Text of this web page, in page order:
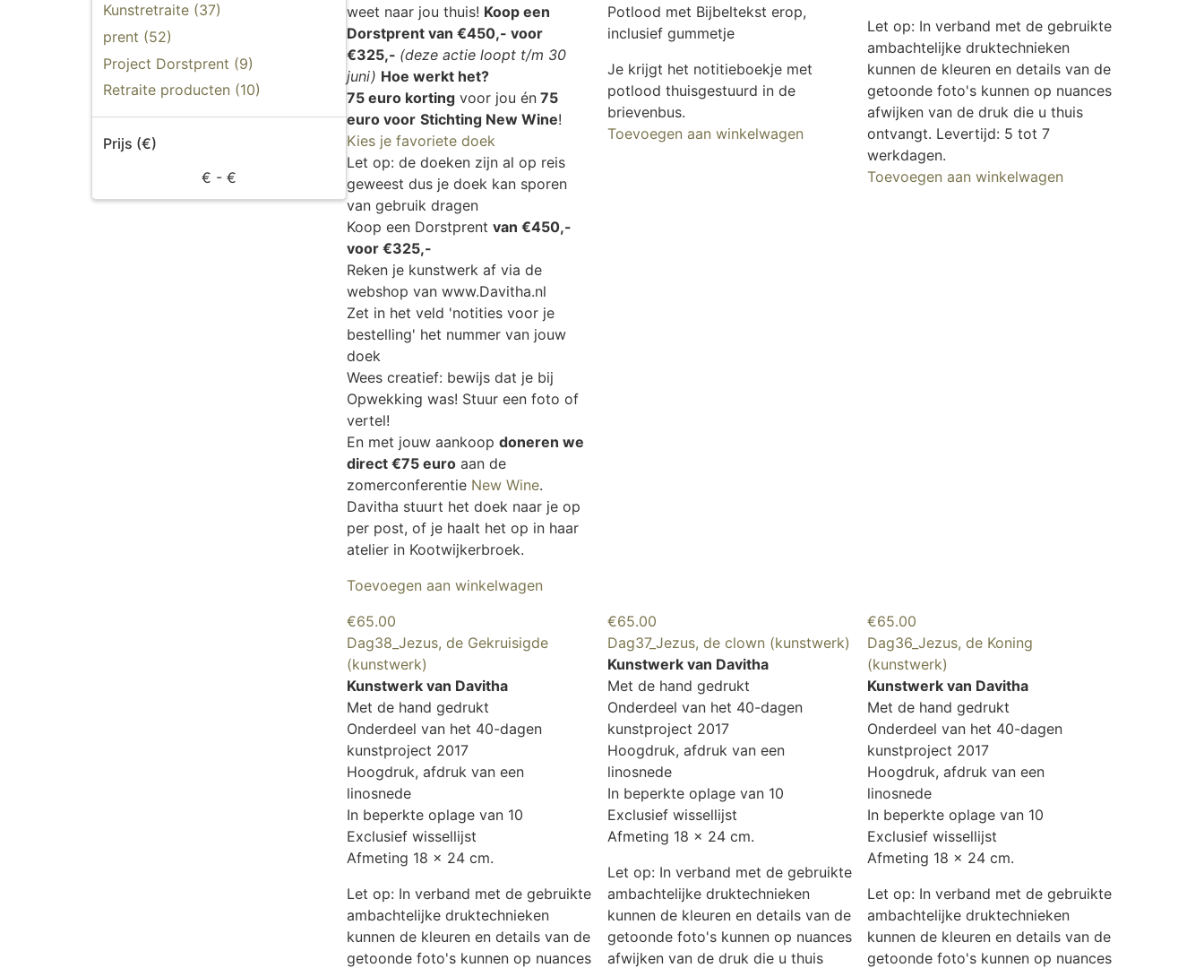
Kunstretraite (37)
prent (52)
Project Dorstprent (9)
Retraite producten (10)
Prijs (€)
€ - €
weet naar jou thuis! Koop een
Dorstprent van €450,- voor
€325,- (deze actie loopt t/m 30
juni) Hoe werkt het?
75 euro korting voor jou én 75
euro voor Stichting New Wine!
Kies je favoriete doek
Let op: de doeken zijn al op reis
geweest dus je doek kan sporen
van gebruik dragen
Koop een Dorstprent van €450,-
voor €325,-
Reken je kunstwerk af via de
webshop van www.Davitha.nl
Zet in het veld 'notities voor je
bestelling' het nummer van jouw
doek
Wees creatief: bewijs dat je bij
Opwekking was! Stuur een foto of
vertel!
En met jouw aankoop doneren we
direct €75 euro aan de
zomerconferentie New Wine.
Davitha stuurt het doek naar je op
per post, of je haalt het op in haar
atelier in Kootwijkerbroek.
Toevoegen aan winkelwagen
Potlood met Bijbeltekst erop,
inclusief gummetje
Je krijgt het notitieboekje met
potlood thuisgestuurd in de
brievenbus.
Toevoegen aan winkelwagen
Let op: In verband met de gebruikte
ambachtelijke druktechnieken
kunnen de kleuren en details van de
getoonde foto's kunnen op nuances
afwijken van de druk die u thuis
ontvangt. Levertijd: 5 tot 7
werkdagen.
Toevoegen aan winkelwagen
€65.00
Dag38_Jezus, de Gekruisigde
(kunstwerk)
Kunstwerk van Davitha
Met de hand gedrukt
Onderdeel van het 40-dagen
kunstproject 2017
Hoogdruk, afdruk van een
linosnede
In beperkte oplage van 10
Exclusief wissellijst
Afmeting 18 x 24 cm.
Let op: In verband met de gebruikte
ambachtelijke druktechnieken
kunnen de kleuren en details van de
getoonde foto's kunnen op nuances
€65.00
Dag37_Jezus, de clown (kunstwerk)
Kunstwerk van Davitha
Met de hand gedrukt
Onderdeel van het 40-dagen
kunstproject 2017
Hoogdruk, afdruk van een
linosnede
In beperkte oplage van 10
Exclusief wissellijst
Afmeting 18 x 24 cm.
Let op: In verband met de gebruikte
ambachtelijke druktechnieken
kunnen de kleuren en details van de
getoonde foto's kunnen op nuances
afwijken van de druk die u thuis
€65.00
Dag36_Jezus, de Koning
(kunstwerk)
Kunstwerk van Davitha
Met de hand gedrukt
Onderdeel van het 40-dagen
kunstproject 2017
Hoogdruk, afdruk van een
linosnede
In beperkte oplage van 10
Exclusief wissellijst
Afmeting 18 x 24 cm.
Let op: In verband met de gebruikte
ambachtelijke druktechnieken
kunnen de kleuren en details van de
getoonde foto's kunnen op nuances